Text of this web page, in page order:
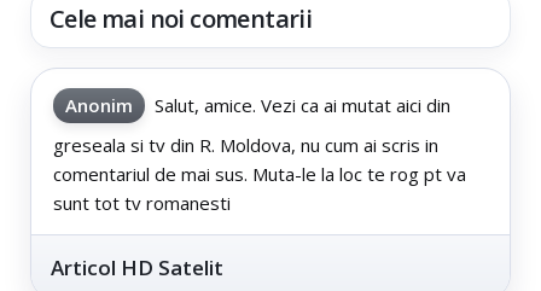
Cele mai noi comentarii
Anonim
Salut, amice. Vezi ca ai mutat aici din
greseala si tv din R. Moldova, nu cum ai scris in
comentariul de mai sus. Muta-le la loc te rog pt va
sunt tot tv romanesti
Articol HD Satelit